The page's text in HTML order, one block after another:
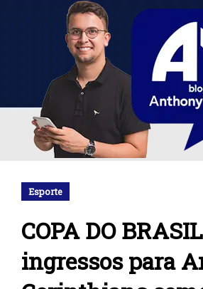
Esporte
COPA DO
ingressos para